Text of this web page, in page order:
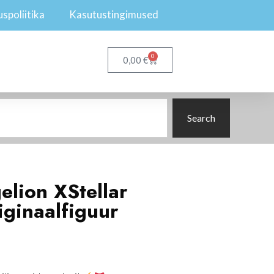
Kasutustingimused
0,00€ 0
Search
XStellar